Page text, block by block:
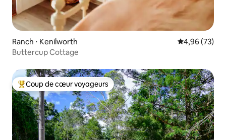
Ranch ⋅ Kenilworth Évaluation
4,96 (73)
Buttercup Cottage
Coups de cœur voyageurs les plus appréciés
Coup de cœur voyageurs